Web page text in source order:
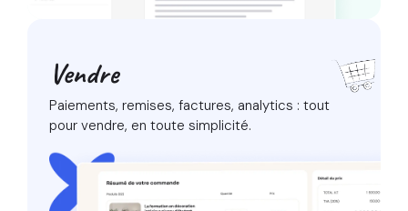
Vendre
Paiements, remises, factures, analytics : tout
pour vendre, en toute simplicité.